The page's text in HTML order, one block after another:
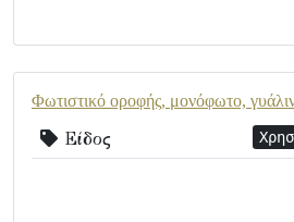
Φωτιστικό οροφής, μονόφωτο,
Είδος